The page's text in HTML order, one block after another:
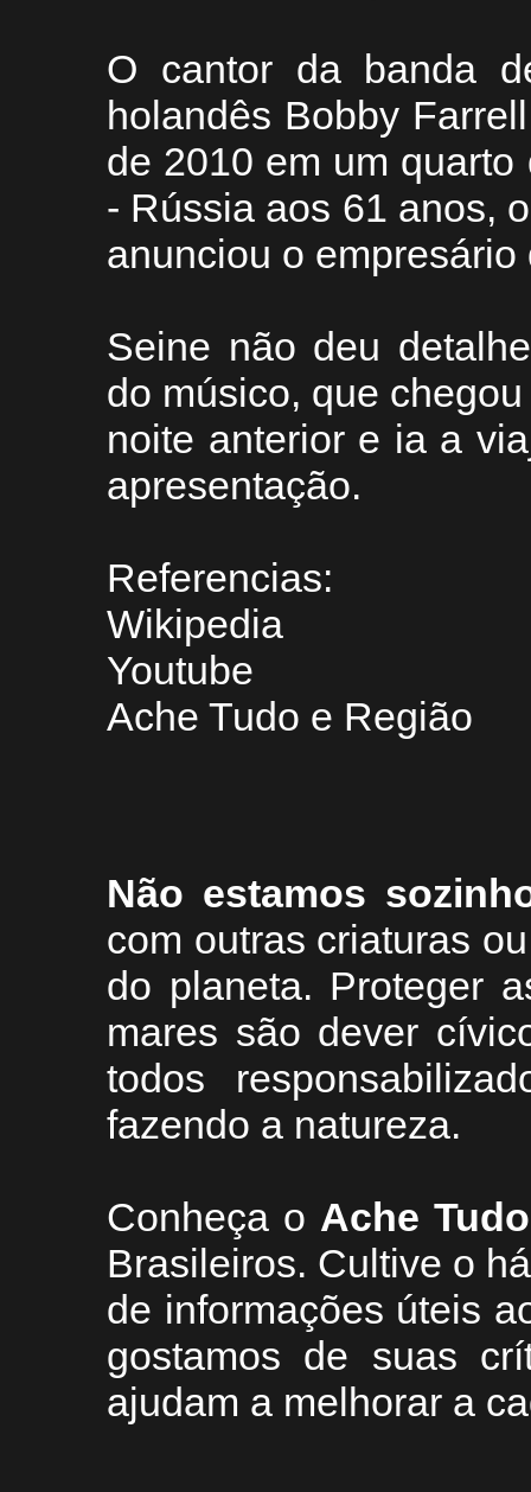
O cantor da banda
holandês Bobby
de 2010 em um
- Rússia aos 61 anos,
anunciou o
Seine não deu
do músico, que
noite anterior e ia a
apresentação.
Referencias:
Wikipedia
Youtube
Ache Tudo e Região
Não estamos
com outras criaturas
do planeta. Proteger
mares são dever
todos
fazendo a natureza.
Conheça o Ache
Brasileiros. Cultive o
de informações úteis
gostamos de suas
ajudam a melhorar a